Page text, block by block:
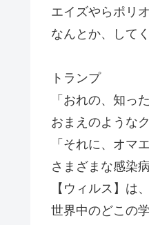
エイズやらポリ
なんとか、して
トランプ
「おれの、知っ
おまえのような
「それに、オマ
さまざまな感染
【ウィルス】は
世界中のどこの